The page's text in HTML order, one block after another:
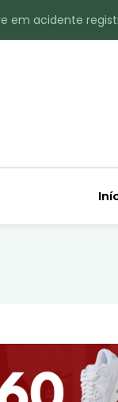
em acidente
o jovem